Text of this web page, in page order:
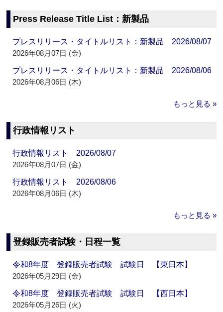
Press Release Title List：新製品
プレスリリース・タイトルリスト：新製品 2026/08/07
2026年08月07日 (金)
プレスリリース・タイトルリスト：新製品 2026/08/06
2026年08月06日 (木)
もっと見る »
行政情報リスト
行政情報リスト 2026/08/07
2026年08月07日 (金)
行政情報リスト 2026/08/06
2026年08月06日 (木)
もっと見る »
登録販売者試験・日程一覧
令和8年度 登録販売者試験 試験日 【東日本】
2026年05月29日 (金)
令和8年度 登録販売者試験 試験日 【西日本】
2026年05月26日 (火)